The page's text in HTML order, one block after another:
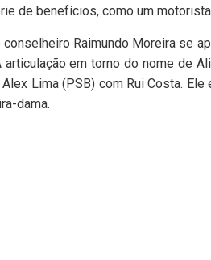
de benefícios, como um
Raimundo Moreira se
em torno do nome de
Lima (PSB) com Rui Costa. Ele
dama.